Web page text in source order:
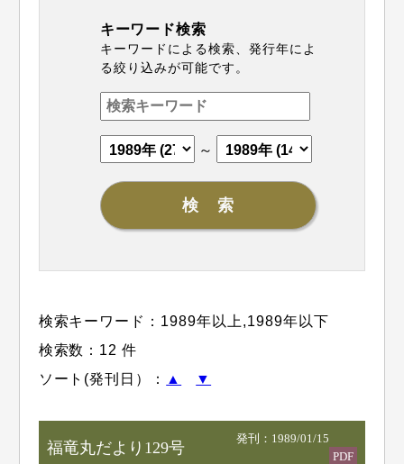
キーワード検索
キーワードによる検索、発行年によ
る絞り込みが可能です。
～
検索キーワード： 1989年以上 ,1989年以下
検索数：12 件
ソート(発刊日）：
▲ ▼
福竜丸だより129号
発刊：1989/01/15
PDF